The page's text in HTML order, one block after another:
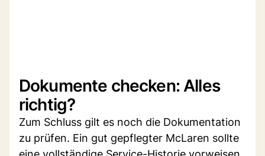
Dokumente checken: Alles
richtig?
Zum Schluss gilt es noch die Dokumentation
zu prüfen. Ein gut gepflegter McLaren sollte